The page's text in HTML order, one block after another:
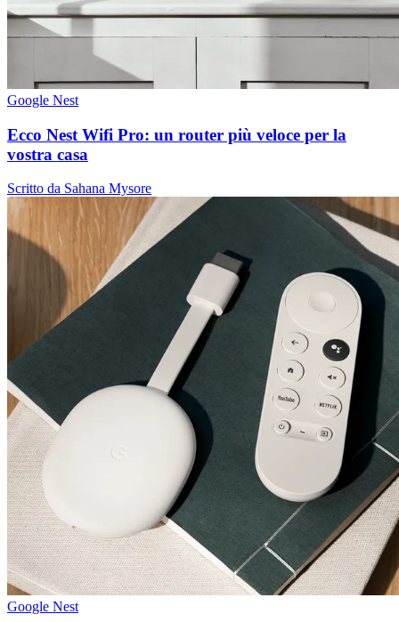
Google Nest
Ecco Nest Wifi Pro: un router più veloce per la
vostra casa
Scritto da Sahana Mysore
Google Nest